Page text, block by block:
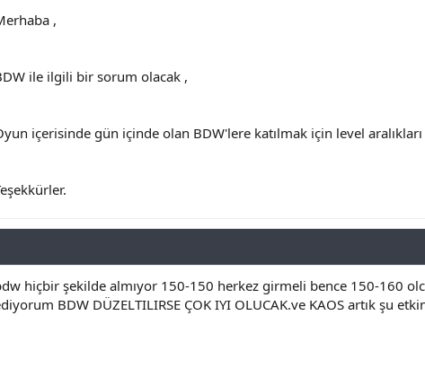
ç
,
ile ilgili bir sorum olacak ,
içerisinde gün içinde olan BDW'lere katılmak için level
hiçbir şekilde almıyor 150-150 herkez girmeli bence 150-160
BDW DÜZELTILIRSE ÇOK IYI OLUCAK.ve KAOS artık şu